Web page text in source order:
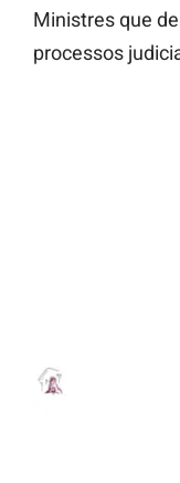
Ministres que
processos